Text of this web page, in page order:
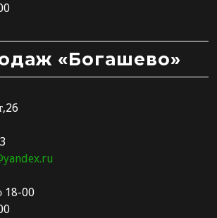
«Богашево»
18-00